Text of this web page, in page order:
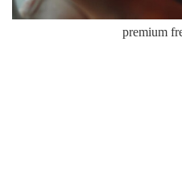
premium